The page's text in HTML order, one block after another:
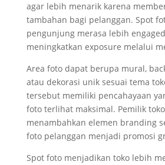
agar lebih menarik karena
tambahan bagi pelanggan. Spot
pengunjung merasa lebih
meningkatkan exposure melalui
Area foto dapat berupa mural,
atau dekorasi unik sesuai tema
tersebut memiliki pencahayaan
foto terlihat maksimal. Pemilik
menambahkan elemen branding
foto pelanggan menjadi promosi
Spot foto menjadikan toko lebih